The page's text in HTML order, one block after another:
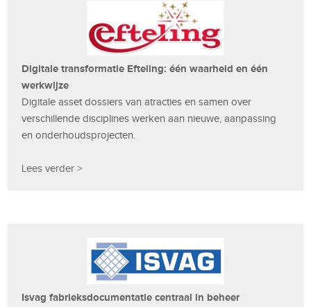
Digitale transformatie Efteling: één waarheid en één
werkwijze
Digitale asset dossiers van atracties en samen over
verschillende disciplines werken aan nieuwe, aanpassing
en onderhoudsprojecten.
Lees verder >
Isvag fabrieksdocumentatie centraal in beheer